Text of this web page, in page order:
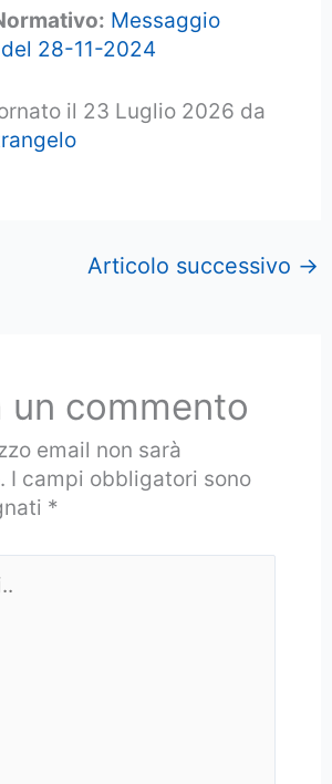
Messaggio
28-11-2024
il 23 Luglio 2026 da
Articolo successivo →
un commento
email non sarà
I campi obbligatori sono
*